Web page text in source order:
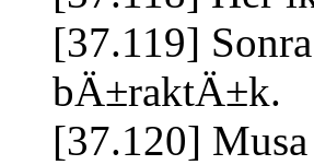
[37.119]
bÄ±raktÄ±k.
[37.120]